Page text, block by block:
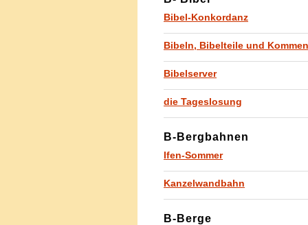
Bibel-Konkordanz
Bibeln, Bibelteile und
Bibelserver
die Tageslosung
B-Bergbahnen
Ifen-Sommer
Kanzelwandbahn
B-Berge